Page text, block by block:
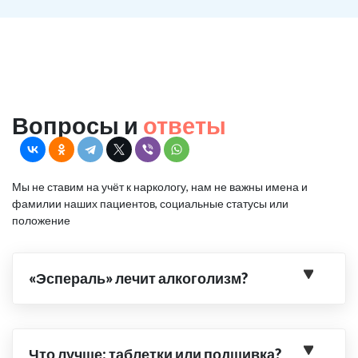
Вопросы и ответы
Мы не ставим на учёт к наркологу, нам не важны имена и
фамилии наших пациентов, социальные статусы или
положение
«Эспераль» лечит алкоголизм?
Что лучше: таблетки или подшивка?